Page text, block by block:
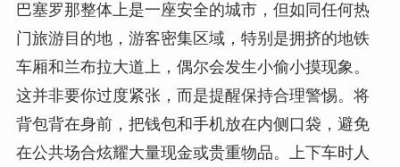
巴塞罗那整体上是一座安全的城市，但如同任何热
门旅游目的地，游客密集区域，特别是拥挤的地铁
车厢和兰布拉大道上，偶尔会发生小偷小摸现象。
这并非要你过度紧张，而是提醒保持合理警惕。将
背包背在身前，把钱包和手机放在内侧口袋，避免
在公共场合炫耀大量现金或贵重物品。上下车时人